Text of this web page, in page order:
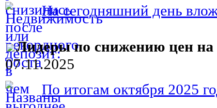
На сегодняшний день
Лидеры по снижению цен на
07.11.2025
По итогам октября 2025